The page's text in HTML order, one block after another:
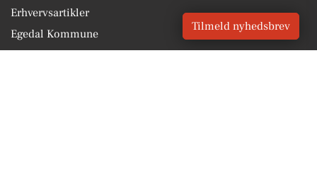
Erhvervsartikler
Egedal Kommune
Tilmeld nyhedsbrev